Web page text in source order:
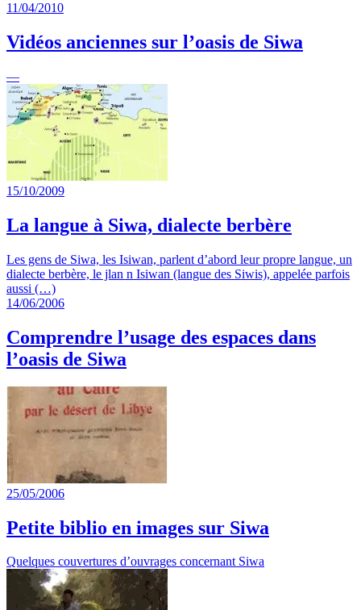
11/04/2010
Vidéos anciennes sur l’oasis de Siwa
—
15/10/2009
La langue à Siwa, dialecte berbère
Les gens de Siwa, les Isiwan, parlent d’abord leur propre langue, un
dialecte berbère, le jlan n Isiwan (langue des Siwis), appelée parfois
aussi (…)
14/06/2006
Comprendre l’usage des espaces dans
l’oasis de Siwa
25/05/2006
Petite biblio en images sur Siwa
Quelques couvertures d’ouvrages concernant Siwa